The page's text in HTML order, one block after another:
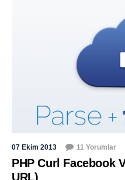
07 Ekim 2013 11 Yorumlar
PHP Curl Facebook
URL)